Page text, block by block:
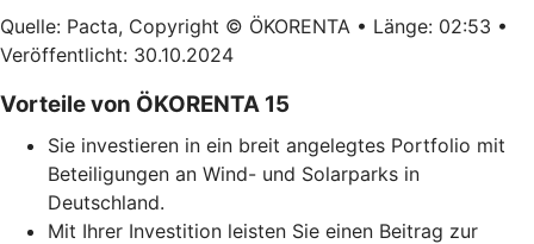
Quelle: Pacta, Copyright © ÖKORENTA • Länge: 02:53 •
Veröffentlicht: 30.10.2024
Vorteile von ÖKORENTA 15
Sie investieren in ein breit angelegtes Portfolio mit
Beteiligungen an Wind- und Solarparks in
Deutschland.
Mit Ihrer Investition leisten Sie einen Beitrag zur